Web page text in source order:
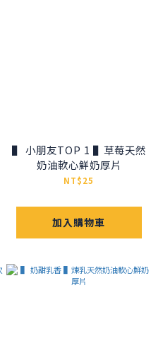
▌ 小朋友TOP 1 ▌草莓天然
奶油軟心鮮奶厚片
NT$25
加入購物車